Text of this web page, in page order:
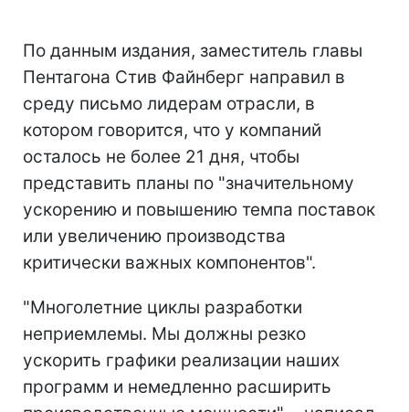
По данным издания, заместитель главы
Пентагона Стив Файнберг направил в
среду письмо лидерам отрасли, в
котором говорится, что у компаний
осталось не более 21 дня, чтобы
представить планы по "значительному
ускорению и повышению темпа поставок
или увеличению производства
критически важных компонентов".
"Многолетние циклы разработки
неприемлемы. Мы должны резко
ускорить графики реализации наших
программ и немедленно расширить